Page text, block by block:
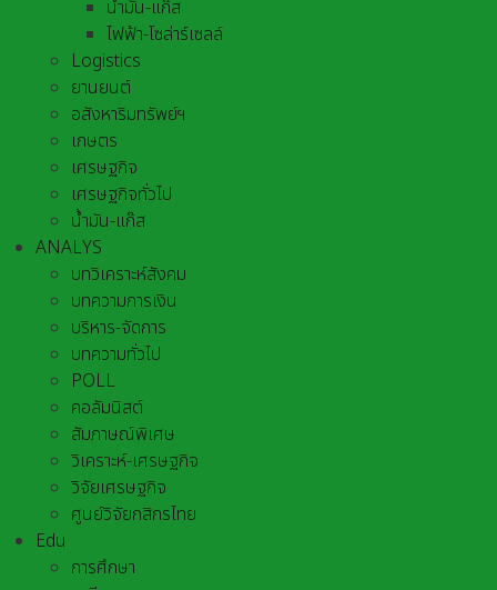
น้ำมัน-แก๊ส
ไฟฟ้า-โซล่าร์เซลล์
Logistics
ยานยนต์
อสังหาริมทรัพย์ฯ
เกษตร
เศรษฐกิจ
เศรษฐกิจทั่วไป
น้ำมัน-แก๊ส
ANALYS
บทวิเคราะห์สังคม
บทความการเงิน
บริหาร-จัดการ
บทความทั่วไป
POLL
คอลัมนิสต์
สัมภาษณ์พิเศษ
วิเคราะห์-เศรษฐกิจ
วิจัยเศรษฐกิจ
ศูนย์วิจัยกสิกรไทย
Edu
การศึกษา